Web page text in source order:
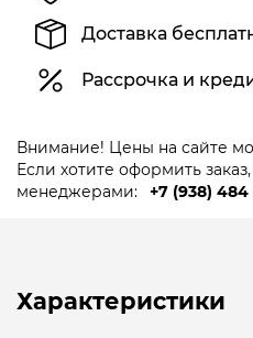
Доставка
Рассрочка и
Внимание! Цены на сайте
Если хотите оформить
менеджерами:
+7 (938)
Характеристики